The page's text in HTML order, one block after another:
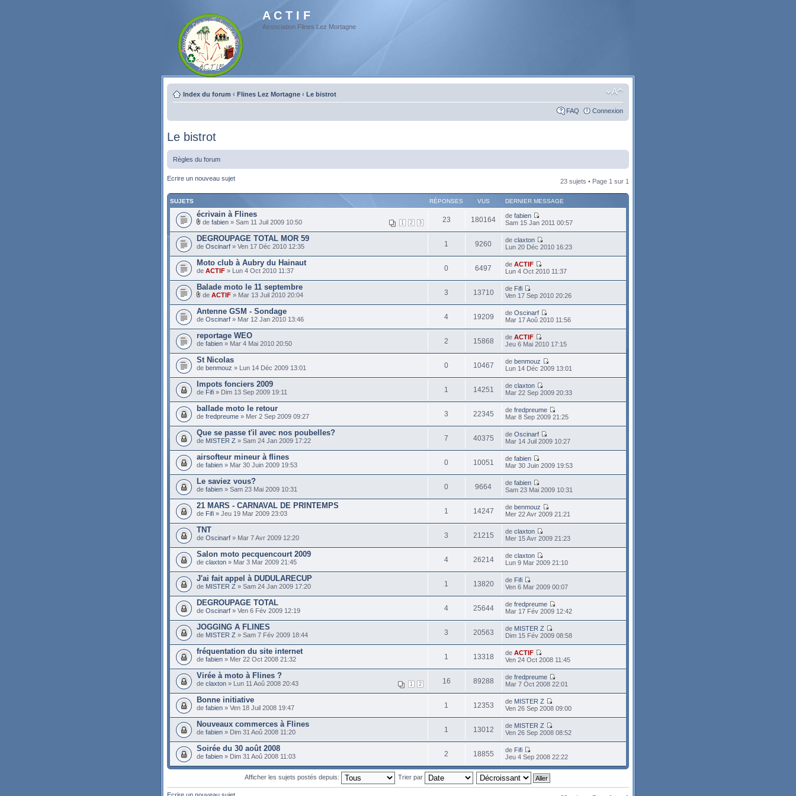
A C T I F
Association Flines Lez Mortagne
Index du forum ‹ Flines Lez Mortagne ‹ Le bistrot
FAQ Connexion
Le bistrot
Règles du forum
Ecrire un nouveau sujet 23 sujets • Page 1 sur 1
SUJETS RÉPONSES VUS DERNIER MESSAGE
écrivain à Flines
1 2 3
de fabien » Sam 11 Juil 2009 10:50 23 180164 defabien
Sam 15 Jan 2011 00:57
DEGROUPAGE TOTAL MOR 59
de Oscinarf » Ven 17 Déc 2010 12:35 1 9260 declaxton
Lun 20 Déc 2010 16:23
Moto club à Aubry du Hainaut
de ACTIF » Lun 4 Oct 2010 11:37 0 6497 deACTIF
Lun 4 Oct 2010 11:37
Balade moto le 11 septembre
de ACTIF » Mar 13 Juil 2010 20:04 3 13710 de Fifi
Ven 17 Sep 2010 20:26
Antenne GSM - Sondage
de Oscinarf » Mar 12 Jan 2010 13:46 4 19209 deOscinarf
Mar 17 Aoû 2010 11:56
reportage WEO
de fabien » Mar 4 Mai 2010 20:50 2 15868 deACTIF
Jeu 6 Mai 2010 17:15
St Nicolas
de benmouz » Lun 14 Déc 2009 13:01 0 10467 debenmouz
Lun 14 Déc 2009 13:01
Impots fonciers 2009
de Fifi » Dim 13 Sep 2009 19:11 1 14251 declaxton
Mar 22 Sep 2009 20:33
ballade moto le retour
de fredpreume » Mer 2 Sep 2009 09:27 3 22345 defredpreume
Mar 8 Sep 2009 21:25
Que se passe t'il avec nos poubelles?
de MISTER Z » Sam 24 Jan 2009 17:22 7 40375 deOscinarf
Mar 14 Juil 2009 10:27
airsofteur mineur à flines
de fabien » Mar 30 Juin 2009 19:53 0 10051 defabien
Mar 30 Juin 2009 19:53
Le saviez vous?
de fabien » Sam 23 Mai 2009 10:31 0 9664 defabien
Sam 23 Mai 2009 10:31
21 MARS - CARNAVAL DE PRINTEMPS
de Fifi » Jeu 19 Mar 2009 23:03 1 14247 debenmouz
Mer 22 Avr 2009 21:21
TNT
de Oscinarf » Mar 7 Avr 2009 12:20 3 21215 declaxton
Mer 15 Avr 2009 21:23
Salon moto pecquencourt 2009
de claxton » Mar 3 Mar 2009 21:45 4 26214 declaxton
Lun 9 Mar 2009 21:10
J'ai fait appel à DUDULARECUP
de MISTER Z » Sam 24 Jan 2009 17:20 1 13820 de Fifi
Ven 6 Mar 2009 00:07
DEGROUPAGE TOTAL
de Oscinarf » Ven 6 Fév 2009 12:19 4 25644 defredpreume
Mar 17 Fév 2009 12:42
JOGGING A FLINES
de MISTER Z » Sam 7 Fév 2009 18:44 3 20563 de MISTER Z
Dim 15 Fév 2009 08:58
fréquentation du site internet
de fabien » Mer 22 Oct 2008 21:32 1 13318 deACTIF
Ven 24 Oct 2008 11:45
Virée à moto à Flines ?
1 2
de claxton » Lun 11 Aoû 2008 20:43 16 89288 defredpreume
Mar 7 Oct 2008 22:01
Bonne initiative
de fabien » Ven 18 Juil 2008 19:47 1 12353 de MISTER Z
Ven 26 Sep 2008 09:00
Nouveaux commerces à Flines
de fabien » Dim 31 Aoû 2008 11:20 1 13012 de MISTER Z
Ven 26 Sep 2008 08:52
Soirée du 30 août 2008
de fabien » Dim 31 Aoû 2008 11:03 2 18855 de Fifi
Jeu 4 Sep 2008 22:22
Afficher les sujets postés depuis: Trier par